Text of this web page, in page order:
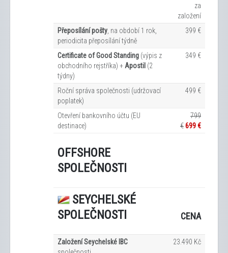
za
založení
Přeposílání pošty , na období 1 rok,
periodicita přeposílání týdně
399 €
Certificate of Good Standing (výpis z
obchodního rejstříka) + Apostil (2
týdny)
349 €
Roční správa společnosti (udržovací
poplatek)
499 €
Otevření bankovního účtu (EU
destinace)
799
€699 €
OFFSHORE
SPOLEČNOSTI
SEYCHELSKÉ
SPOLEČNOSTI
CENA
Založení Seychelské IBC
23.490 Kč